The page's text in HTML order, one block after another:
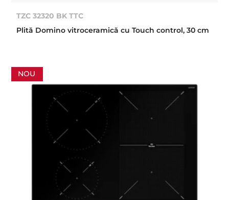
TZC 32320 BK TTC
Plită Domino vitroceramică cu Touch control, 30 cm
NOU